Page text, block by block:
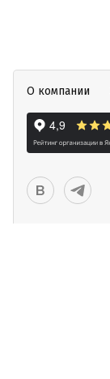
О компании